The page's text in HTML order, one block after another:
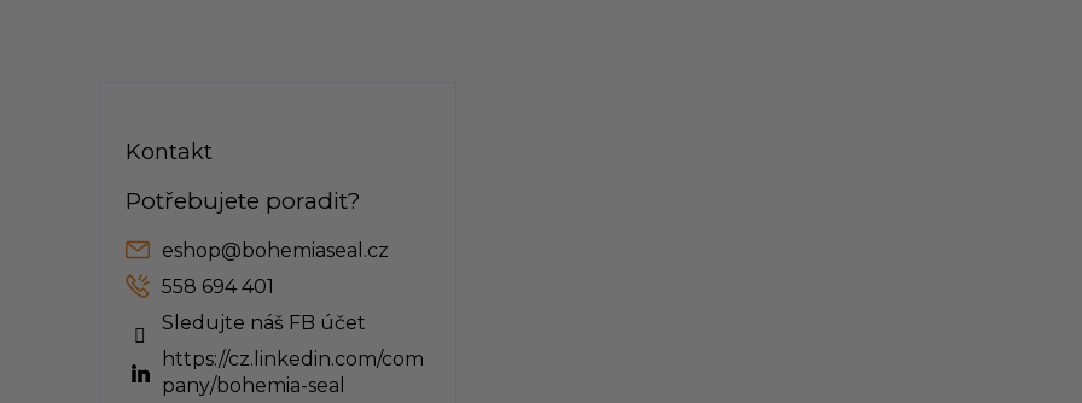
Kontakt
eshop@ bohemiaseal.cz
558 694 401
Sledujte náš FB účet
https://cz.linkedin.com/com
pany/bohemia-seal